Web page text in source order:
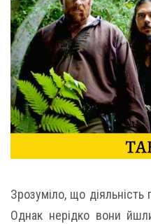
Зрозуміло, що діяльність
Однак нерідко вони